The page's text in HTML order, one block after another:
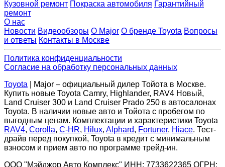
Кузовной ремонт Покраска автомобиля Гарантийный
ремонт
О нас
Новости Видеообзоры О Major О бренде Toyota Вопросы
и ответы Контакты в Москве
Политика конфиденциальности
Согласие на обработку персональных данных
Toyota | Major – официальный дилер Тойота в Москве.
Купить новые Toyota Camry, Highlander, RAV4 Новый,
Land Cruiser 300 и Land Cruiser Prado 250 в автосалонах
Toyota. В наличии новые авто и Тойота с пробегом по
выгодным ценам. Комплектации и характеристики Toyota
RAV4, Corolla, C-HR, Hilux, Alphard, Fortuner, Hiace. Тест-
драйв перед покупкой, Toyota в кредит с минимальным
взносом и прием авто по программе трейд-ин.
ООО "Мэйджор Авто Комплекс" ИНН: 7733622365 ОГРН: